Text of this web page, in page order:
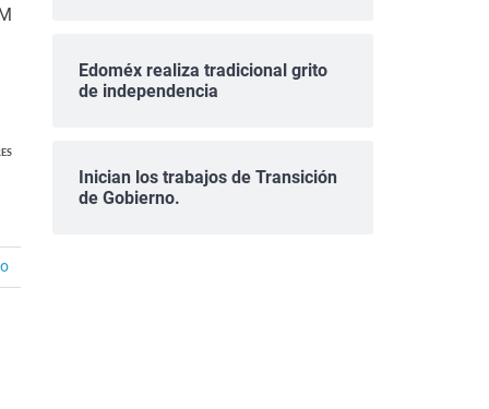
Edoméx realiza tradicional grito
de independencia
Inician los trabajos de Transición
de Gobierno.